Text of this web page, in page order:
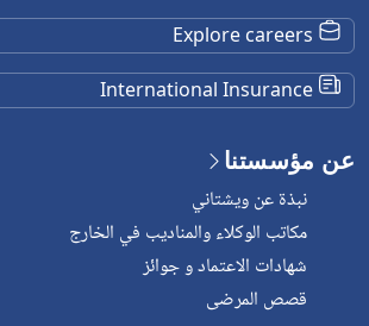
عن مؤسستنا
نبذة عن ويشتاني
مكاتب الوكلاء والمناديب في الخارج
شهادات الاعتماد و جوائز
قصص المرضى